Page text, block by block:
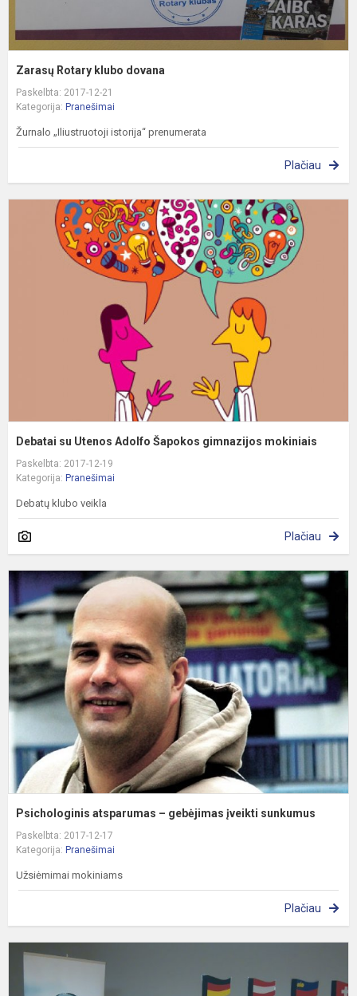
Zarasų Rotary klubo dovana
Paskelbta: 2017-12-21
Kategorija: Pranešimai
Žurnalo „Iliustruotoji istorija“ prenumerata
Plačiau
Debatai su Utenos Adolfo Šapokos gimnazijos mokiniais
Paskelbta: 2017-12-19
Kategorija: Pranešimai
Debatų klubo veikla
Plačiau
Psichologinis atsparumas – gebėjimas įveikti sunkumus
Paskelbta: 2017-12-17
Kategorija: Pranešimai
Užsiėmimai mokiniams
Plačiau